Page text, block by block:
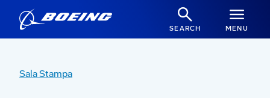
SEARCH MENU
Sala Stampa